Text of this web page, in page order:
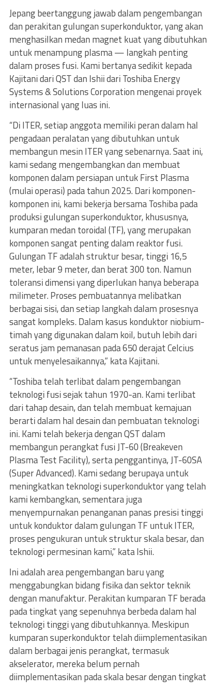
Jepang beertanggung jawab dalam pengembangan
dan perakitan gulungan superkonduktor, yang akan
menghasilkan medan magnet kuat yang dibutuhkan
untuk menampung plasma — langkah penting
dalam proses fusi. Kami bertanya sedikit kepada
Kajitani dari QST dan Ishii dari Toshiba Energy
Systems & Solutions Corporation mengenai proyek
internasional yang luas ini.
“Di ITER, setiap anggota memiliki peran dalam hal
pengadaan peralatan yang dibutuhkan untuk
membangun mesin ITER yang sebenarnya. Saat ini,
kami sedang mengembangkan dan membuat
komponen dalam persiapan untuk First Plasma
(mulai operasi) pada tahun 2025. Dari komponen-
komponen ini, kami bekerja bersama Toshiba pada
produksi gulungan superkonduktor, khususnya,
kumparan medan toroidal (TF), yang merupakan
komponen sangat penting dalam reaktor fusi.
Gulungan TF adalah struktur besar, tinggi 16,5
meter, lebar 9 meter, dan berat 300 ton. Namun
toleransi dimensi yang diperlukan hanya beberapa
milimeter. Proses pembuatannya melibatkan
berbagai sisi, dan setiap langkah dalam prosesnya
sangat kompleks. Dalam kasus konduktor niobium-
timah yang digunakan dalam koil, butuh lebih dari
seratus jam pemanasan pada 650 derajat Celcius
untuk menyelesaikannya,” kata Kajitani.
“Toshiba telah terlibat dalam pengembangan
teknologi fusi sejak tahun 1970-an. Kami terlibat
dari tahap desain, dan telah membuat kemajuan
berarti dalam hal desain dan pembuatan teknologi
ini. Kami telah bekerja dengan QST dalam
membangun perangkat fusi JT-60 (Breakeven
Plasma Test Facility), serta penggantinya, JT-60SA
(Super Advanced). Kami sedang berupaya untuk
meningkatkan teknologi superkonduktor yang telah
kami kembangkan, sementara juga
menyempurnakan penanganan panas presisi tinggi
untuk konduktor dalam gulungan TF untuk ITER,
proses pengukuran untuk struktur skala besar, dan
teknologi permesinan kami,” kata Ishii.
Ini adalah area pengembangan baru yang
menggabungkan bidang fisika dan sektor teknik
dengan manufaktur. Perakitan kumparan TF berada
pada tingkat yang sepenuhnya berbeda dalam hal
teknologi tinggi yang dibutuhkannya. Meskipun
kumparan superkonduktor telah diimplementasikan
dalam berbagai jenis perangkat, termasuk
akselerator, mereka belum pernah
diimplementasikan pada skala besar dengan tingkat